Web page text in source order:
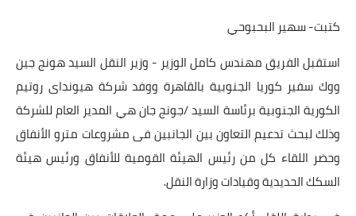
أخبار الرياضة
أخبار الفن
صحة
كتبت- سهير البحبوحي
استقبل الفريق مهندس كامل الوزير - وزير النقل السيد هونج جين
ووك سفير كوريا الجنوبية بالقاهرة ووفد شركة هيونداى روتيم
الكورية الجنوبية برئاسة السيد /جونج جان هي المدير العام للشركة
وذلك لبحث تدعيم التعاون بين الجانبين فى مشروعات مترو الأنفاق
وحضر اللقاء كل من رئيس الهيئة القومية للأنفاق ورئيس هيئة
السكك الحديدية وقيادات وزارة النقل.